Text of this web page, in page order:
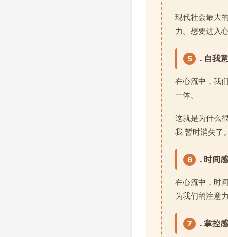
现代社会最大
力。想要进入
5 . 自我
在心流中，我
一体。
这就是为什么
我 暂时消失了。
6 . 时间
在心流中，时
为我们的注意
7 . 掌控感